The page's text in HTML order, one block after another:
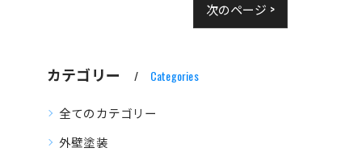
次のページ >
カテゴリー Categories
全てのカテゴリー
外壁塗装